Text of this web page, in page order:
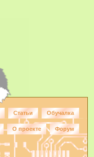
Статьи Обучалка
О проекте Форум